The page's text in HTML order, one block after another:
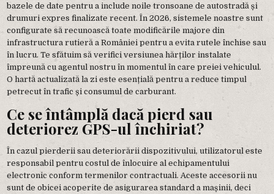
bazele de date pentru a include noile tronsoane de autostradă și
drumuri expres finalizate recent. În 2026, sistemele noastre sunt
configurate să recunoască toate modificările majore din
infrastructura rutieră a României pentru a evita rutele închise sau
în lucru. Te sfătuim să verifici versiunea hărților instalate
împreună cu agentul nostru în momentul în care preiei vehiculul.
O hartă actualizată la zi este esențială pentru a reduce timpul
petrecut în trafic și consumul de carburant.
Ce se întâmplă dacă pierd sau
deteriorez GPS-ul închiriat?
În cazul pierderii sau deteriorării dispozitivului, utilizatorul este
responsabil pentru costul de înlocuire al echipamentului
electronic conform termenilor contractuali. Aceste accesorii nu
sunt de obicei acoperite de asigurarea standard a mașinii, deci